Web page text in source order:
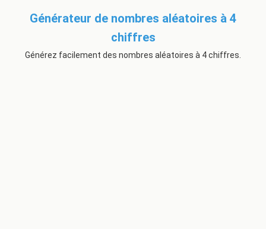
Générateur de nombres aléatoires à 4
chiffres
Générez facilement des nombres aléatoires à 4 chiffres.